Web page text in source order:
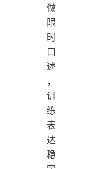
做
限
时
口
述
，
训
练
表
达
稳